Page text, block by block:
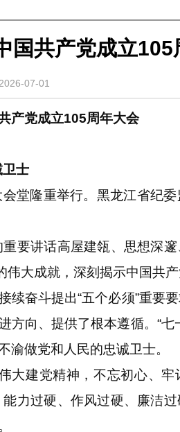
国共产党成立105
07-01
产党成立105周年大会
士
隆重举行。黑龙江省纪委
讲话高屋建瓴、思想深邃
大成就，深刻揭示中国共
奋斗提出“五个必须”重要
向、提供了根本遵循。“七
渝做党和人民的忠诚卫士。
建党精神，不忘初心、牢
力过硬、作风过硬、廉洁